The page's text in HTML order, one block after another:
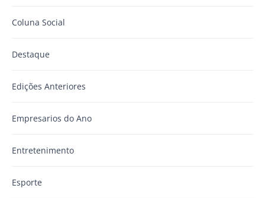
Coluna Social
Destaque
Edições Anteriores
Empresarios do Ano
Entretenimento
Esporte